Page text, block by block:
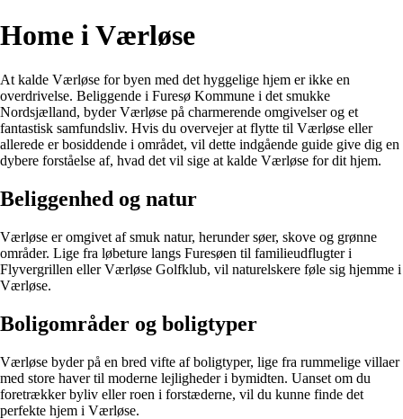
Home i Værløse
At kalde Værløse for byen med det hyggelige hjem er ikke en
overdrivelse. Beliggende i Furesø Kommune i det smukke
Nordsjælland, byder Værløse på charmerende omgivelser og et
fantastisk samfundsliv. Hvis du overvejer at flytte til Værløse eller
allerede er bosiddende i området, vil dette indgående guide give dig en
dybere forståelse af, hvad det vil sige at kalde Værløse for dit hjem.
Beliggenhed og natur
Værløse er omgivet af smuk natur, herunder søer, skove og grønne
områder. Lige fra løbeture langs Furesøen til familieudflugter i
Flyvergrillen eller Værløse Golfklub, vil naturelskere føle sig hjemme i
Værløse.
Boligområder og boligtyper
Værløse byder på en bred vifte af boligtyper, lige fra rummelige villaer
med store haver til moderne lejligheder i bymidten. Uanset om du
foretrækker byliv eller roen i forstæderne, vil du kunne finde det
perfekte hjem i Værløse.